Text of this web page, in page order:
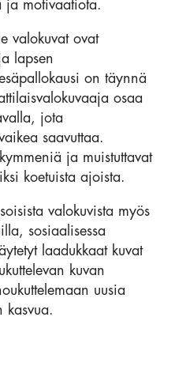
ja motivaatiota.
valokuvat ovat
lapsen
on täynnä
osaa
jota
saavuttaa.
ja muistuttavat
koetuista ajoista.
valokuvista myös
sosiaalisessa
laadukkaat kuvat
kuvan
uusia
kasvua.